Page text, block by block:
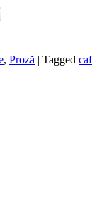
, Proză | Tagged